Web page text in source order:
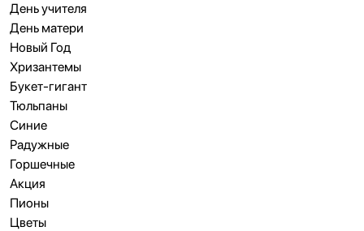
День учителя
День матери
Новый Год
Хризантемы
Букет-гигант
Тюльпаны
Синие
Радужные
Горшечные
Акция
Пионы
Цветы